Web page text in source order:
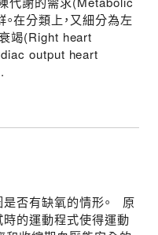
在分類上，又細分為左
竭(Right heart
output heart
否有缺氧的情形。 原
的運動程式使得運動